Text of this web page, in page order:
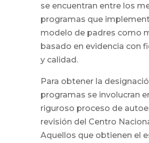
se encuentran entre los
programas que
modelo de padres como
basado en evidencia con
y calidad.
Para obtener la
programas se involucran
riguroso proceso de
revisión del Centro
Aquellos que obtienen el